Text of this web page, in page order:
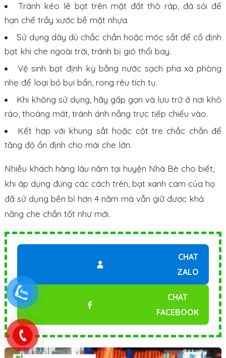
Tránh kéo lê bạt trên mặt đất thô ráp, đá sỏi để
hạn chế trầy xước bề mặt nhựa.
Sử dụng dây dù chắc chắn hoặc móc sắt để cố định
bạt khi che ngoài trời, tránh bị gió thổi bay.
Vệ sinh bạt định kỳ bằng nước sạch pha xà phòng
nhẹ để loại bỏ bụi bẩn, rong rêu tích tụ.
Khi không sử dụng, hãy gấp gọn và lưu trữ ở nơi khô
ráo, thoáng mát, tránh ánh nắng trực tiếp chiếu vào.
Kết hợp với khung sắt hoặc cột tre chắc chắn để
tăng độ ổn định cho mái che lớn.
Nhiều khách hàng lâu năm tại huyện Nhà Bè cho biết,
khi áp dụng đúng các cách trên, bạt xanh cam của họ
đã sử dụng bền bỉ hơn 4 năm mà vẫn giữ được khả
năng che chắn tốt như mới.
CHAT
ZALO
CHAT
FACEBOOK